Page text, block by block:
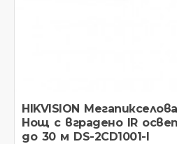
HIKVISION
Нощ с вградено IR
до 30 м DS-2CD1001-I